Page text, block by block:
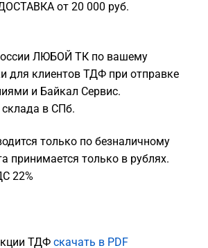
от 20 000 руб.
ЛЮБОЙ ТК по вашему
для клиентов ТДФ при отправке
и Байкал Сервис.
в СПб.
только по безналичному
принимается только в рублях.
22%
ТДФ скачать в PDF